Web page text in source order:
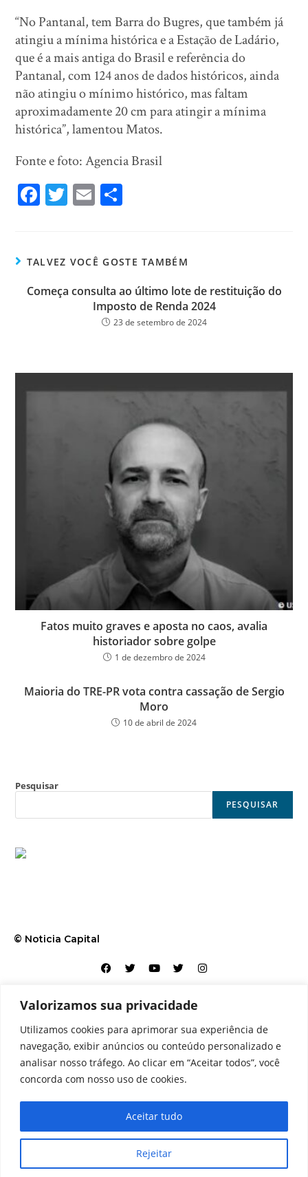
Valorizamos sua privacidade
Utilizamos cookies para aprimorar sua experiência de
navegação, exibir anúncios ou conteúdo personalizado e
analisar nosso tráfego. Ao clicar em “Aceitar todos”, você
concorda com nosso uso de cookies.
Rejeitar
Aceitar tudo
“No Pantanal, tem Barra do Bugres, que também já
atingiu a mínima histórica e a Estação de Ladário,
que é a mais antiga do Brasil e referência do
Pantanal, com 124 anos de dados históricos, ainda
não atingiu o mínimo histórico, mas faltam
aproximadamente 20 cm para atingir a mínima
histórica”, lamentou Matos.
Fonte e foto: Agencia Brasil
Fa
ok
T
er
E
TALVEZ VOCÊ GOSTE TAMBÉM
Começa consulta ao último lote de restituição do
Imposto de Renda 2024
23 de setembro de 2024
Fatos muito graves e aposta no caos, avalia
historiador sobre golpe
1 de dezembro de 2024
Maioria do TRE-PR vota contra cassação de Sergio
Moro
10 de abril de 2024
Pesquisar
PESQUISAR
© Noticia Capital
Contato Home Aviso legal Configurações de cookies
Equipe Perfil Política de cookies Serviços